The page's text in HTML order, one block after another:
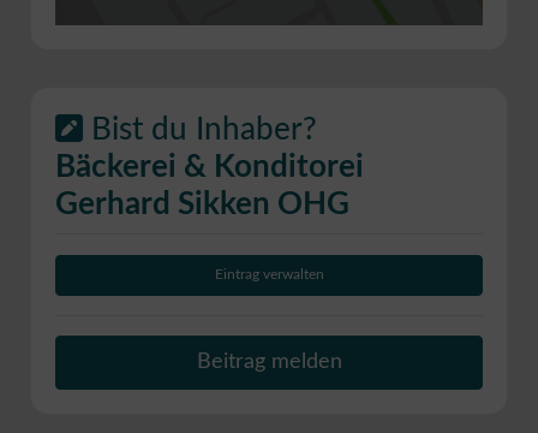
Bist du Inhaber?
Bäckerei & Konditorei
Gerhard Sikken OHG
Eintrag verwalten
Beitrag melden